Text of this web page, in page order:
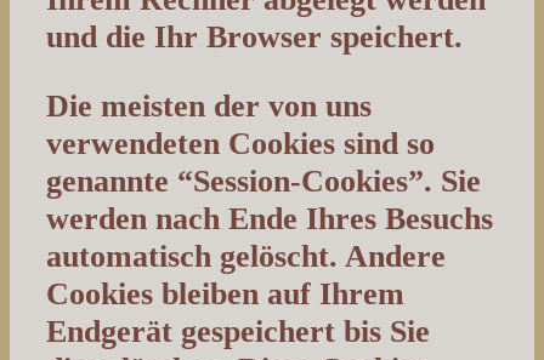
und die Ihr Browser speichert.
Die meisten der von uns
verwendeten Cookies sind so
genannte “Session-Cookies”. Sie
werden nach Ende Ihres Besuchs
automatisch gelöscht. Andere
Cookies bleiben auf Ihrem
Endgerät gespeichert bis Sie